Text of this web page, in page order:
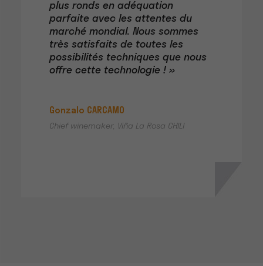
plus ronds en adéquation
parfaite avec les attentes du
marché mondial. Nous sommes
très satisfaits de toutes les
possibilités techniques que nous
offre cette technologie ! »
Gonzalo CARCAMO
Chief winemaker, Viña La Rosa CHILI